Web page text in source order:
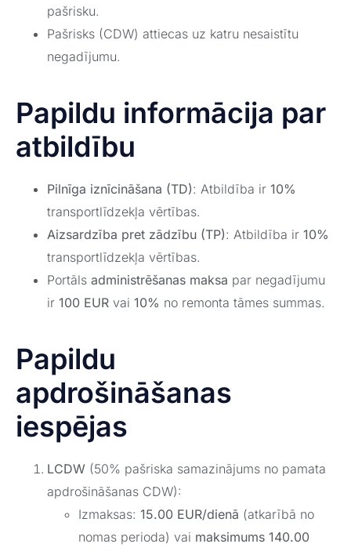
pašrisku.
Pašrisks (CDW) attiecas uz katru nesaistītu
negadījumu.
Papildu informācija par
atbildību
Pilnīga iznīcināšana (TD): Atbildība ir 10%
transportlīdzekļa vērtības.
Aizsardzība pret zādzību (TP): Atbildība ir 10%
transportlīdzekļa vērtības.
Portāls administrēšanas maksa par negadījumu
ir 100 EUR vai 10% no remonta tāmes summas.
Papildu
apdrošināšanas
iespējas
LCDW (50% pašriska samazinājums no pamata
apdrošināšanas CDW):
Izmaksas: 15.00 EUR/dienā (atkarībā no
nomas perioda) vai maksimums 140.00